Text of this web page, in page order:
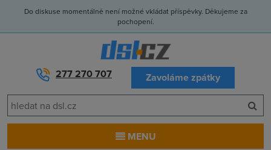
Do diskuse momentálně není možné vkládat příspěvky. Děkujeme za
pochopení.
277 270 707 Zavoláme zpátky
MENU